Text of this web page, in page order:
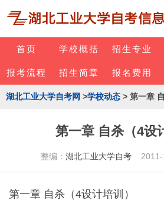
首页 学校概括 招生专业
报考流程 招生简章 报名费用
湖北工业大学自考网 >学校动态 > 第一章
第一章 自杀（4设
整编： 湖北工业大学自考 2011-
第一章 自杀（4设计培训）